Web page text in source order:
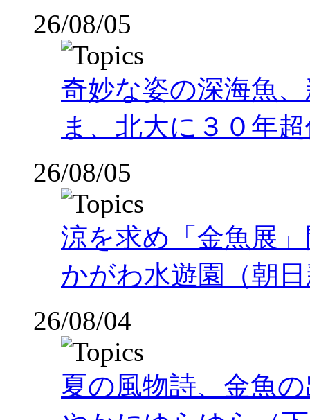
26/08/05
奇妙な姿の深海魚
ま、北大に３０年
26/08/05
涼を求め「金魚展
かがわ水遊園（朝
26/08/04
夏の風物詩、金魚